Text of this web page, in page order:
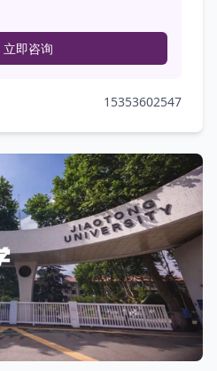
立即咨询
15353602547